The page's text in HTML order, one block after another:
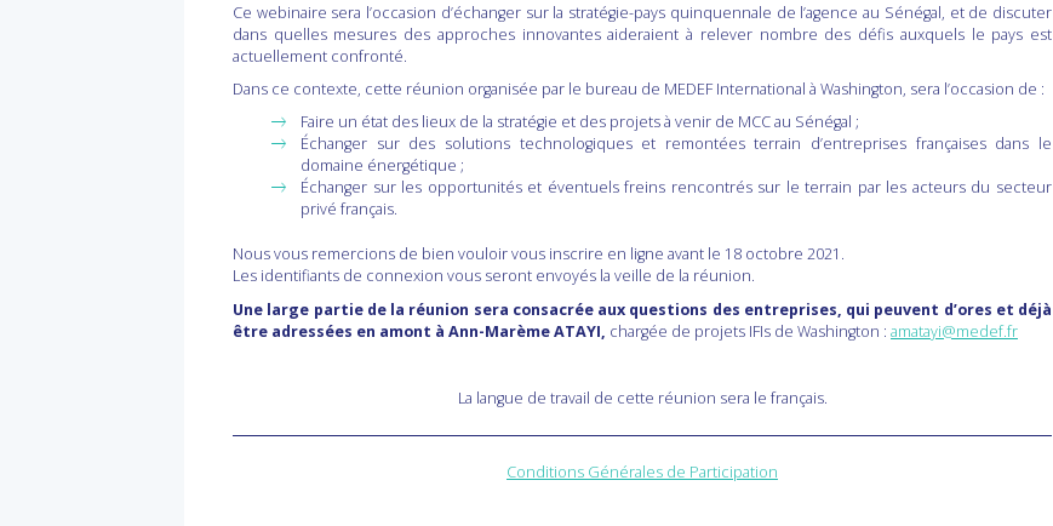
Ce webinaire sera l’occasion d’échanger sur la stratégie-pays quinquennale de l’agence au Sénégal, et de discuter
dans quelles mesures des approches innovantes aideraient à relever nombre des défis auxquels le pays est
actuellement confronté.
Dans ce contexte, cette réunion organisée par le bureau de MEDEF International à Washington, sera l’occasion de :
Faire un état des lieux de la stratégie et des projets à venir de MCC au Sénégal ;
Échanger sur des solutions technologiques et remontées terrain d’entreprises françaises dans le
domaine énergétique ;
Échanger sur les opportunités et éventuels freins rencontrés sur le terrain par les acteurs du secteur
privé français.
Nous vous remercions de bien vouloir vous inscrire en ligne avant le 18 octobre 2021.
Les identifiants de connexion vous seront envoyés la veille de la réunion.
Une large partie de la réunion sera consacrée aux questions des entreprises, qui peuvent d’ores et déjà
être adressées en amont à Ann-Marème ATAYI, chargée de projets IFIs de Washington : amatayi@medef.fr
La langue de travail de cette réunion sera le français.
Conditions Générales de Participation